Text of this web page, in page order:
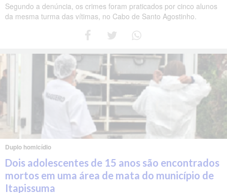
Segundo a denúncia, os crimes foram praticados por cinco alunos
da mesma turma das vítimas, no Cabo de Santo Agostinho.
Duplo homicídio
Dois adolescentes de 15 anos são encontrados
mortos em uma área de mata do município de
Itapissuma